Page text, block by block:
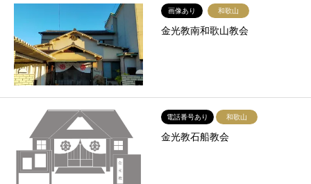
画像あり 和歌山
金光教南和歌山教会
電話番号あり 和歌山
金光教石船教会